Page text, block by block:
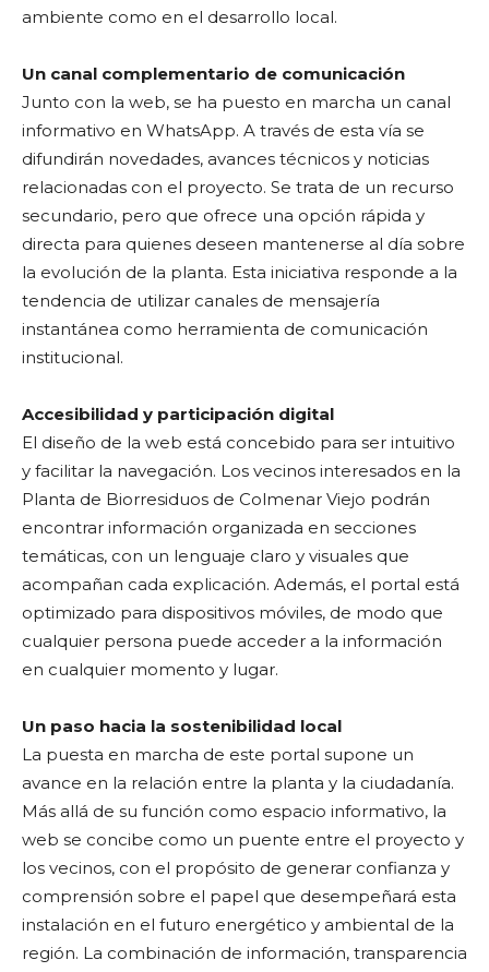
ambiente como en el desarrollo local.
Un canal complementario de comunicación
Junto con la web, se ha puesto en marcha un canal
informativo en WhatsApp. A través de esta vía se
difundirán novedades, avances técnicos y noticias
relacionadas con el proyecto. Se trata de un recurso
secundario, pero que ofrece una opción rápida y
directa para quienes deseen mantenerse al día sobre
la evolución de la planta. Esta iniciativa responde a la
tendencia de utilizar canales de mensajería
instantánea como herramienta de comunicación
institucional.
Accesibilidad y participación digital
El diseño de la web está concebido para ser intuitivo
y facilitar la navegación. Los vecinos interesados en la
Planta de Biorresiduos de Colmenar Viejo podrán
encontrar información organizada en secciones
temáticas, con un lenguaje claro y visuales que
acompañan cada explicación. Además, el portal está
optimizado para dispositivos móviles, de modo que
cualquier persona puede acceder a la información
en cualquier momento y lugar.
Un paso hacia la sostenibilidad local
La puesta en marcha de este portal supone un
avance en la relación entre la planta y la ciudadanía.
Más allá de su función como espacio informativo, la
web se concibe como un puente entre el proyecto y
los vecinos, con el propósito de generar confianza y
comprensión sobre el papel que desempeñará esta
instalación en el futuro energético y ambiental de la
región. La combinación de información, transparencia